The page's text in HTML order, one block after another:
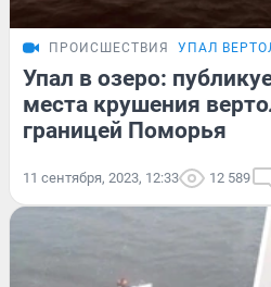
ПРОИСШЕСТВИЯ УПАЛ
Упал в озеро:
места крушения
границей Поморья
11 сентября, 2023, 12:33 12 589